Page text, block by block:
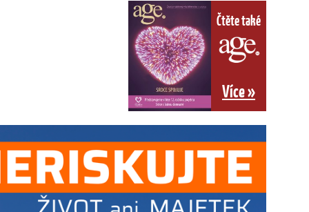
Čtěte také
Více »